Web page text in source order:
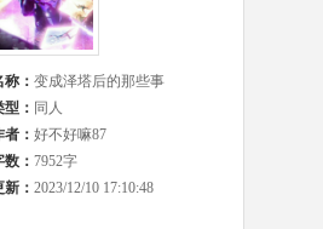
称： 变成泽塔后的那些事
型： 同人
者： 好不好嘛87
数： 7952字
新： 2023/12/10 17:10:48